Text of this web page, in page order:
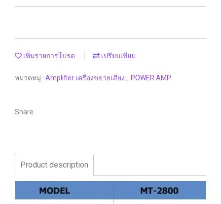
เพิ่มรายการโปรด เปรียบเทียบ
หมวดหมู่ : Amplifier เครื่องขยายเสียง , POWER AMP
Share
Product description